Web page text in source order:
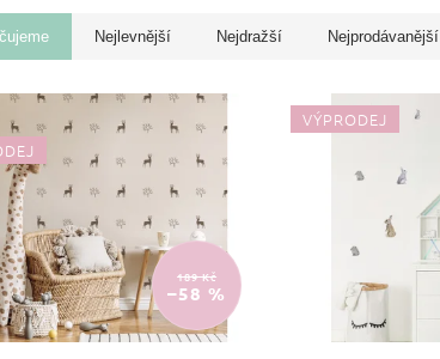
Nejlevnější Nejdražší Nejprodávanější
189 Kč
–58 %
VÝPRODEJ